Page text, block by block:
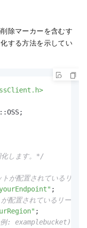
除マーカーを含むす
する方法を示してい
します。*/
配置されているリー
;
置されているリージ
;
: examplebucket)。*/